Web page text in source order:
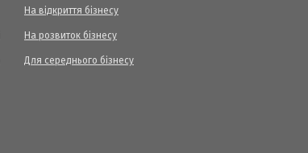
На відкриття бізнесу
На розвиток бізнесу
Для середнього бізнесу